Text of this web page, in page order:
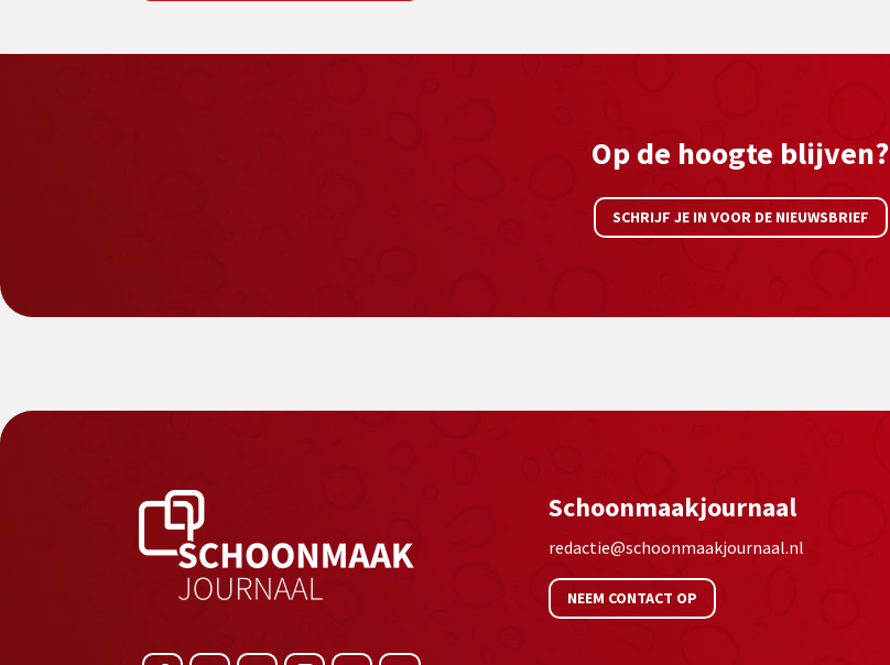
Op de hoogte blijven?
SCHRIJF JE IN VOOR DE NIEUWSBRIEF
Schoonmaakjournaal
redactie@schoonmaakjournaal.nl
NEEM CONTACT OP